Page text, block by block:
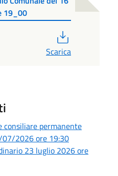
19_00
Scarica
consiliare permanente
07/2026 ore 19:30
23 luglio 2026 ore